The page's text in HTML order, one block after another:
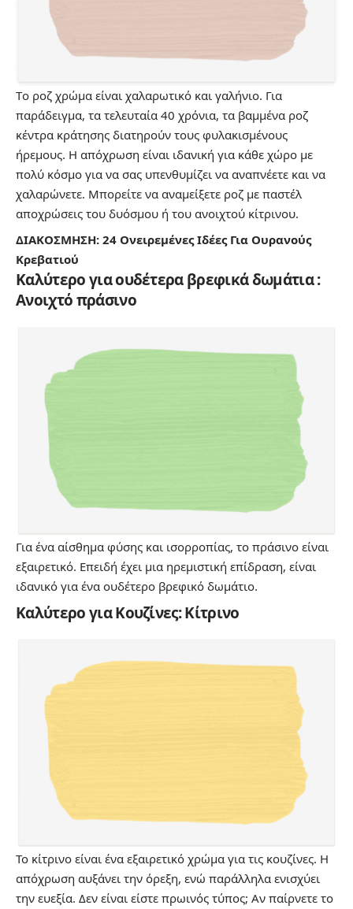
Tο ροζ χρώμα είναι χαλαρωτικό και γαλήνιο. Για
παράδειγμα, τα τελευταία 40 χρόνια, τα βαμμένα ροζ
κέντρα κράτησης διατηρούν τους φυλακισμένους
ήρεμους. Η απόχρωση είναι ιδανική για κάθε χώρο με
πολύ κόσμο για να σας υπενθυμίζει να αναπνέετε και να
χαλαρώνετε. Μπορείτε να αναμείξετε ροζ με παστέλ
αποχρώσεις του δυόσμου ή του ανοιχτού κίτρινου.
ΔΙΑΚΟΣΜΗΣΗ: 24 Ονειρεμένες Ιδέες Για Ουρανούς
Κρεβατιού
Καλύτερο για ουδέτερα βρεφικά δωμάτια :
Ανοιχτό πράσινο
Για ένα αίσθημα φύσης και ισορροπίας, το πράσινο είναι
εξαιρετικό. Επειδή έχει μια ηρεμιστική επίδραση, είναι
ιδανικό για ένα ουδέτερο βρεφικό δωμάτιο.
Καλύτερο για Κουζίνες: Κίτρινο
Το κίτρινο είναι ένα εξαιρετικό χρώμα για τις κουζίνες. Η
απόχρωση αυξάνει την όρεξη, ενώ παράλληλα ενισχύει
την ευεξία. Δεν είναι είστε πρωινός τύπος; Αν παίρνετε το